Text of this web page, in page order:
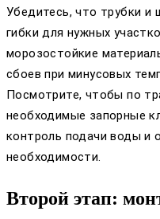
Убедитесь, что трубки и
гибки для нужных
морозостойкие
сбоев при минусовых
Посмотрите, чтобы по
необходимые запорные
контроль подачи воды и
необходимости.
Второй этап: